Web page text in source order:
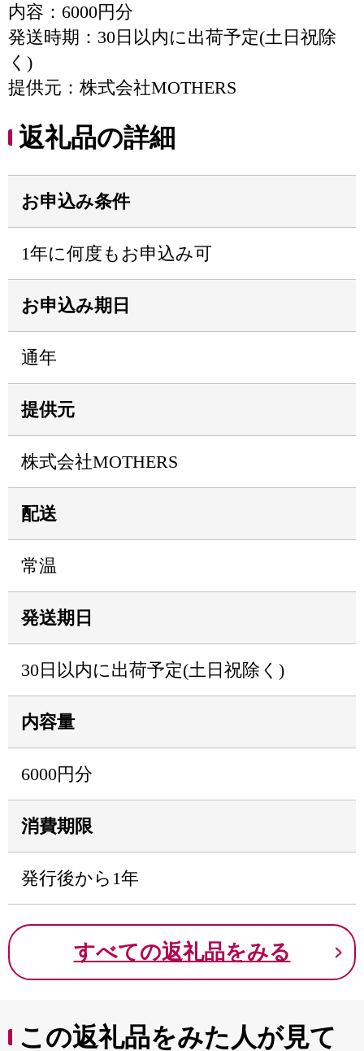
内容：6000円分
発送時期：30日以内に出荷予定(土日祝除
く)
提供元：株式会社MOTHERS
返礼品の詳細
お申込み条件
1年に何度もお申込み可
お申込み期日
通年
提供元
株式会社MOTHERS
配送
常温
発送期日
30日以内に出荷予定(土日祝除く)
内容量
6000円分
消費期限
発行後から1年
すべての返礼品をみる
この返礼品をみた人が見て